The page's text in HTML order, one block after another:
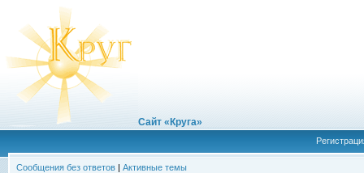
Сайт «Круга»
Сообщения без ответов | Активные темы